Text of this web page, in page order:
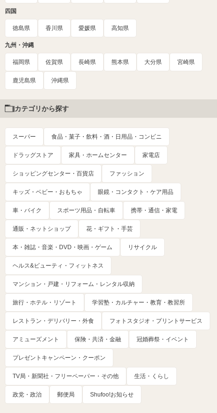
四国
徳島県 香川県 愛媛県 高知県
九州・沖縄
福岡県 佐賀県 長崎県 熊本県 大分県 宮崎県
鹿児島県 沖縄県
カテゴリから探す
スーパー 食品・菓子・飲料・酒・日用品・コンビニ
ドラッグストア 家具・ホームセンター 家電店
ショッピングセンター・百貨店 ファッション
キッズ・ベビー・おもちゃ 眼鏡・コンタクト・ケア用品
車・バイク スポーツ用品・自転車 携帯・通信・家電
通販・ネットショップ 花・ギフト・手芸
本・雑誌・音楽・DVD・映画・ゲーム リサイクル
ヘルス&ビューティ・フィットネス
マンション・戸建・リフォーム・レンタル収納
旅行・ホテル・リゾート 学習塾・カルチャー・教育・教習所
レストラン・デリバリー・外食 フォトスタジオ・プリントサービス
アミューズメント 保険・共済・金融 冠婚葬祭・イベント
プレゼントキャンペーン・クーポン
TV局・新聞社・フリーペーパー・その他 生活・くらし
政党・政治 郵便局 Shufoo!お知らせ